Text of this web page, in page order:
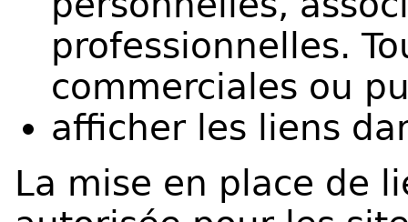
professionnelles.
commerciales ou
afficher les liens
La mise en place de